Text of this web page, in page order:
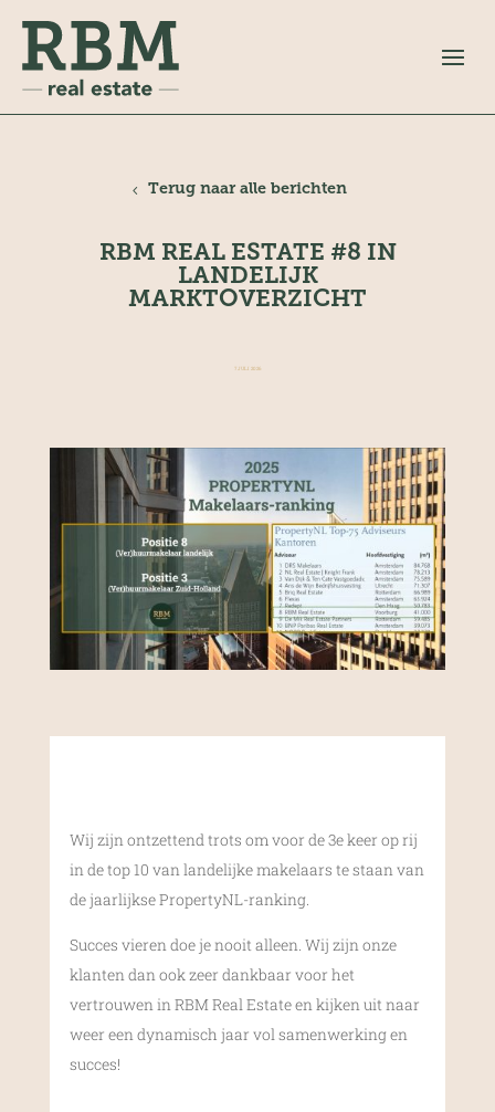
Terug naar alle berichten
RBM REAL ESTATE #8 IN
LANDELIJK
MARKTOVERZICHT
7 JULI 2026
Wij zijn ontzettend trots om voor de 3e keer op rij
in de top 10 van landelijke makelaars te staan van
de jaarlijkse PropertyNL-ranking.
Succes vieren doe je nooit alleen. Wij zijn onze
klanten dan ook zeer dankbaar voor het
vertrouwen in RBM Real Estate en kijken uit naar
weer een dynamisch jaar vol samenwerking en
succes!